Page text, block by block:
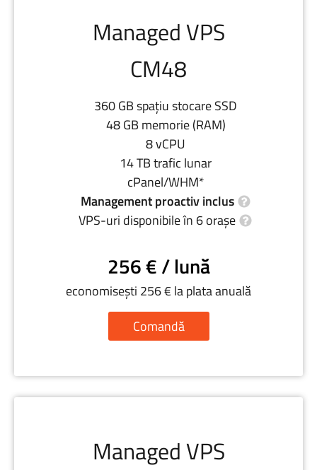
Managed VPS
CM48
360 GB spațiu stocare SSD
48 GB memorie (RAM)
8 vCPU
14 TB trafic lunar
cPanel/WHM*
Management proactiv inclus
VPS-uri disponibile în 6 orașe
256 € / lună
economisești 256 € la plata anuală
Comandă
Managed VPS